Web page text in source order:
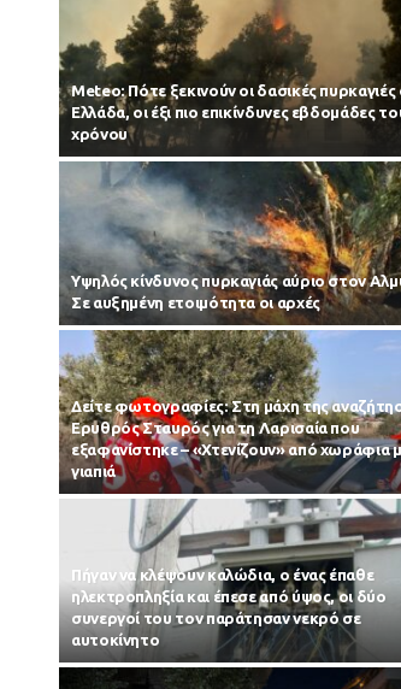
Meteo: Πότε ξεκινούν οι δασικές πυρκαγιές
Ελλάδα, οι έξι πιο επικίνδυνες εβδομάδες
χρόνου
Υψηλός κίνδυνος πυρκαγιάς αύριο στον
Σε αυξημένη ετοιμότητα οι αρχές
Δείτε φωτογραφίες: Στη μάχη της
Ερυθρός Σταυρός για τη Λαρισαία που
εξαφανίστηκε – «Χτενίζουν» από χωράφια
γιαπιά
Πήγαν να κλέψουν καλώδια, ο ένας έπαθε
ηλεκτροπληξία και έπεσε από ύψος, οι δύο
συνεργοί του τον παράτησαν νεκρό σε
αυτοκίνητο